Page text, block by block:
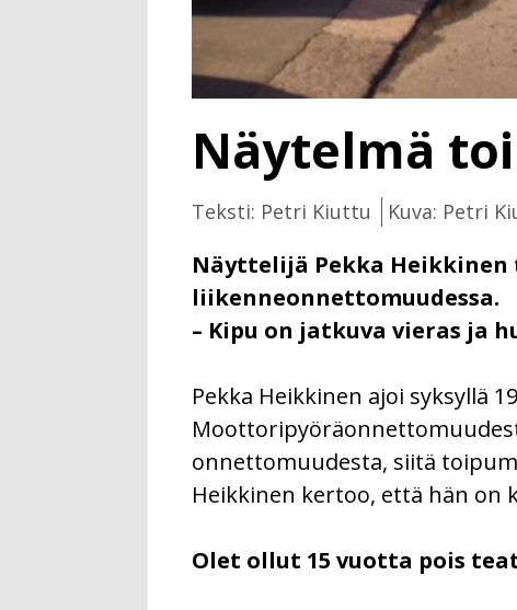
Näytelmä
Teksti: Petri Kiuttu Kuva: Petri
Näyttelijä Pekka
liikenneonnettomuudessa.
– Kipu on jatkuva vieras ja
Pekka Heikkinen ajoi syksyllä
onnettomuudesta, siitä
Heikkinen kertoo, että hän on
Olet ollut 15 vuotta pois